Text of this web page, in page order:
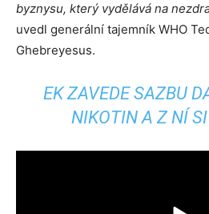
byznysu, který vydělává na
uvedl generální tajemník WHO
Ghebreyesus.
EK ZAVEDE SAZBU
NIKOTIN A Z NÍ